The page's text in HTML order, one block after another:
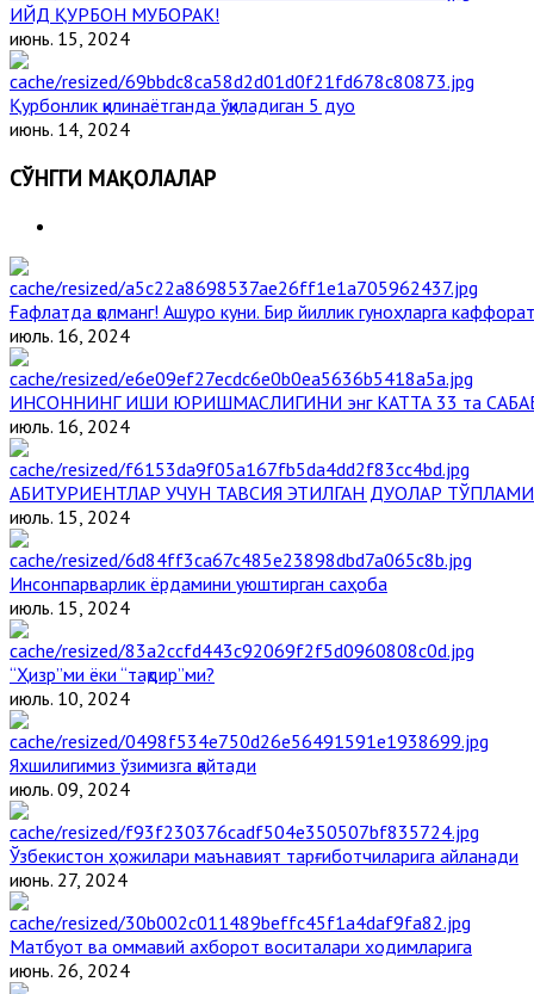
ИЙД ҚУРБОН МУБОРАК!
июнь. 15, 2024
Қурбонлик қилинаётганда ўқиладиган 5 дуо
июнь. 14, 2024
СЎНГГИ МАҚОЛАЛАР
Ғафлатда қолманг! Ашуро куни. Бир йиллик гуноҳларга
июль. 16, 2024
ИНСОННИНГ ИШИ ЮРИШМАСЛИГИНИ энг КАТТА 33 та
июль. 16, 2024
АБИТУРИЕНТЛАР УЧУН ТАВСИЯ ЭТИЛГАН ДУОЛАР ТЎПЛАМИ
июль. 15, 2024
Инсонпарварлик ёрдамини уюштирган саҳоба
июль. 15, 2024
“Ҳизр”ми ёки “тақдир”ми?
июль. 10, 2024
Яхшилигимиз ўзимизга қайтади
июль. 09, 2024
Ўзбекистон ҳожилари маънавият тарғиботчиларига айланади
июнь. 27, 2024
Матбуот ва оммавий ахборот воситалари ходимларига
июнь. 26, 2024